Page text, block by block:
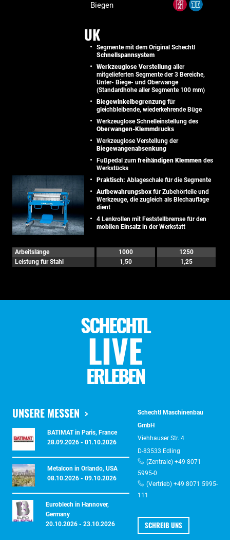
Biegen
UK
Segmente mit dem Original Schechtl
Schnellspannsystem
Werkzeuglose Verstellung aller
mitgelieferten Segmente der 3 Bereiche,
Unter- Biege- und Oberwange
(Standardhöhe aller Segmente 100 mm)
Biegewinkelbegrenzung für
gleichbleibende, wiederkehrende Büge
Werkzeuglose Schnelleinstellung des
Oberwangen-Klemmdrucks
Werkzeuglose Verstellung der
Biegewangenabsenkung
Fußpedal zum freihändigen Klemmen des
Werkstücks
Praktisch: Ablageschale für die Segmente
Aufbewahrungsbox für Zubehörteile und
Werkzeuge, die zugleich als Blechauflage
dient
4 Lenkrollen mit Feststellbremse für den
mobilen Einsatz in der Werkstatt
Arbeitslänge 1000
1250
Leistung für Stahl
1,50 1,25
SCHECHTL
LIVE
ERLEBEN
UNSERE MESSEN
BATIMAT in Paris, France
28.09.2026 - 01.10.2026
Metalcon in Orlando, USA
08.10.2026 - 09.10.2026
Euroblech in Hannover,
Germany
20.10.2026 - 23.10.2026
Schechtl Maschinenbau
GmbH
Viehhauser Str. 4
D-83533 Edling
(Zentrale) +49 8071
5995-0
(Vertrieb) +49 8071 5995-
111
SCHREIB UNS